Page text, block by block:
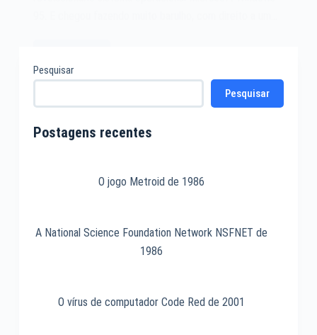
sistema
Microsoft
Windows
Pesquisar
Pesquisar
Postagens recentes
O jogo Metroid de 1986
A National Science Foundation Network NSFNET de
1986
O vírus de computador Code Red de 2001